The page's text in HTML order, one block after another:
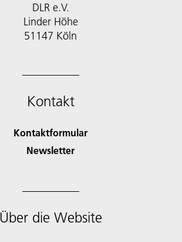
DLR e.V.
Linder Höhe
51147 Köln
Kontakt
Kontaktformular
Newsletter
Über die Website